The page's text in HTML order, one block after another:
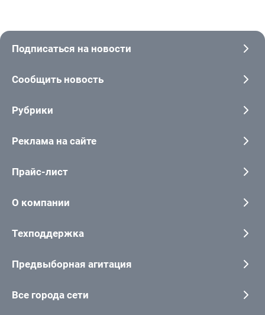
Подписаться на новости
Сообщить новость
Рубрики
Реклама на сайте
Прайс-лист
О компании
Техподдержка
Предвыборная агитация
Все города сети